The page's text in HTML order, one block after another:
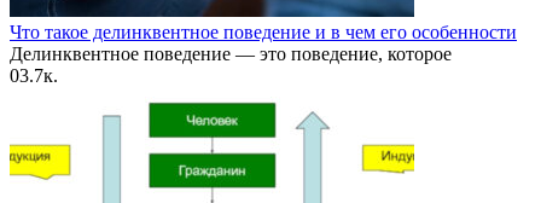
Что такое делинквентное поведение и в чем его особенности
Делинквентное поведение — это поведение, которое
03.7к.